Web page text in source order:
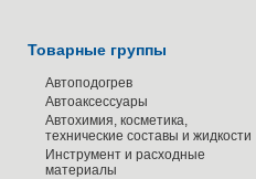
Товарные группы
Автоподогрев
Автоаксессуары
Автохимия, косметика,
технические составы и жидкости
Инструмент и расходные
материалы